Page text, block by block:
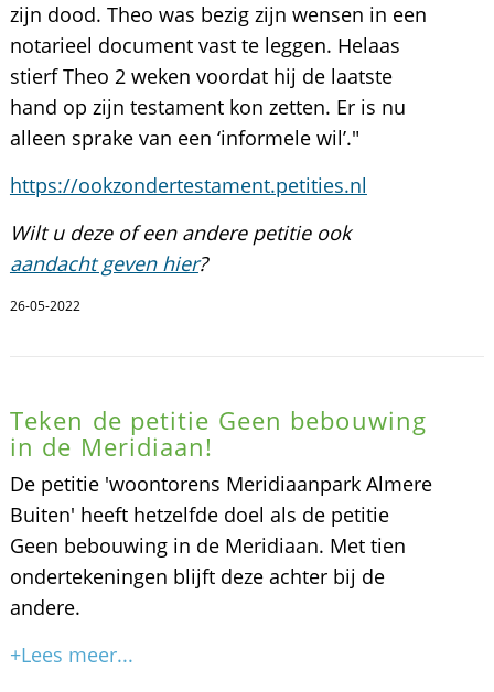
zijn dood. Theo was bezig zijn wensen in een
notarieel document vast te leggen. Helaas
stierf Theo 2 weken voordat hij de laatste
hand op zijn testament kon zetten. Er is nu
alleen sprake van een ‘informele wil’."
https://ookzondertestament.petities.nl
Wilt u deze of een andere petitie ook
aandacht geven hier?
26-05-2022
Teken de petitie Geen bebouwing
in de Meridiaan!
De petitie 'woontorens Meridiaanpark Almere
Buiten' heeft hetzelfde doel als de petitie
Geen bebouwing in de Meridiaan. Met tien
ondertekeningen blijft deze achter bij de
andere.
+Lees meer...